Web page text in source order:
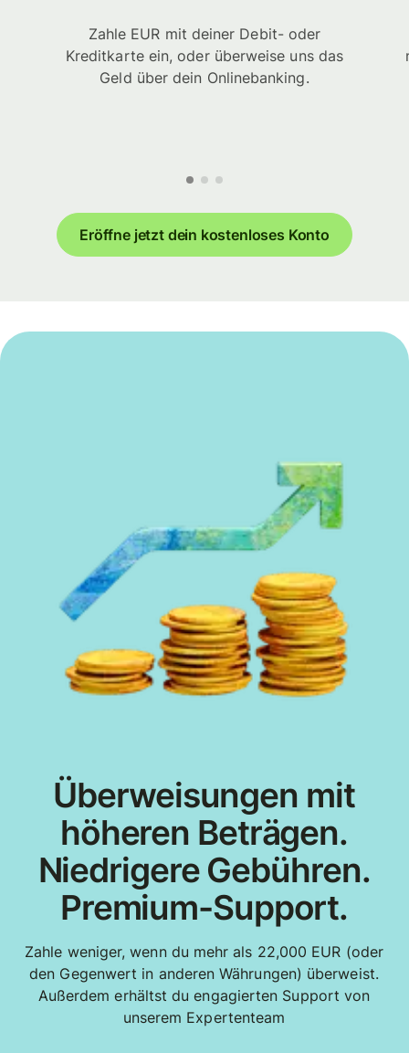
Zahle EUR mit deiner Debit- oder
Kreditkarte ein, oder überweise uns das
Geld über dein Onlinebanking.
Eröffne jetzt dein kostenloses Konto
Überweisungen mit
höheren Beträgen.
Niedrigere Gebühren.
Premium-Support.
Zahle weniger, wenn du mehr als 22,000 EUR (oder
den Gegenwert in anderen Währungen) überweist.
Außerdem erhältst du engagierten Support von
unserem Expertenteam